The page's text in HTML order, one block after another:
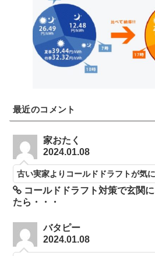
最近のコメント
家おたく
2024.01.08
古い実家よりコールドドラフトが気
コールドドラフト対策で玄関
たら・・・
バタピー
2024.01.08